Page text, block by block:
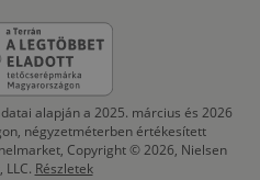
alapján a 2025. március és 2026
négyzetméterben értékesített
Copyright © 2026, Nielsen
LLC. Részletek